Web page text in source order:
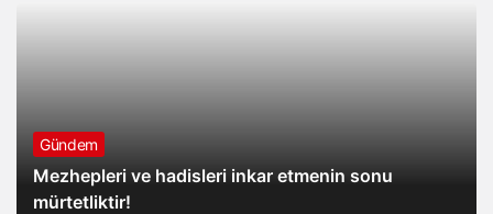
Gündem
Mezhepleri ve hadisleri inkar etmenin sonu
mürtetliktir!